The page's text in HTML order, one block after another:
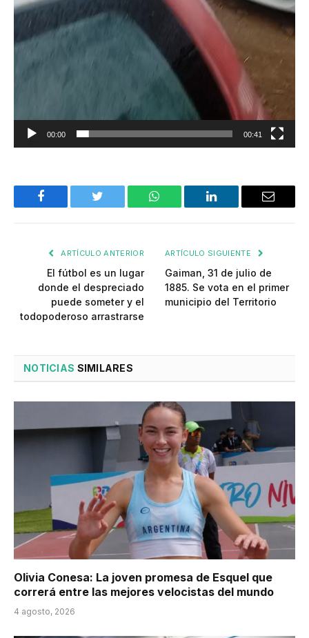
00:00 00:41
Facebook Twitter WhatsApp LinkedIn Email
ARTÍCULO ANTERIOR
El fútbol es un lugar
donde el despreciado
puede someter y el
todopoderoso arrastrarse
ARTÍCULO SIGUIENTE
Gaiman, 31 de julio de
1885. Se vota en el primer
municipio del Territorio
NOTICIAS SIMILARES
Olivia Conesa: La joven promesa de Esquel que
correrá entre las mejores velocistas del mundo
4 agosto, 2026